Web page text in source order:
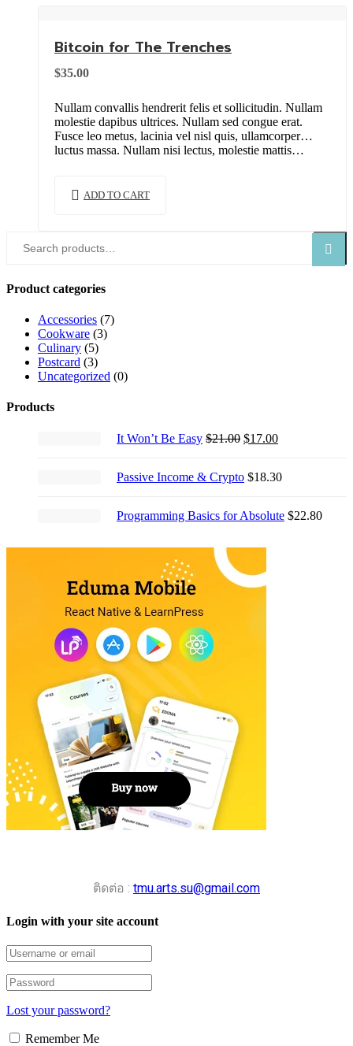
Bitcoin for The Trenches
$35.00
Nullam convallis hendrerit felis et sollicitudin. Nullam
molestie dapibus ultrices. Nullam sed congue erat.
Fusce leo metus, lacinia vel nisl quis, ullamcorper
luctus massa. Nullam nisi lectus, molestie mattis…
ADD TO CART
Search
Product categories
Accessories (7)
Cookware (3)
Culinary (5)
Postcard (3)
Uncategorized (0)
Products
It Won’t Be Easy $21.00 Original
$21.00.
$17.00Current
$17.00.
Passive Income & Crypto $18.30
Programming Basics for Absolute $22.80
ติดต่อ : tmu.arts.su@gmail.com
Login with your site account
Lost your password?
Remember Me